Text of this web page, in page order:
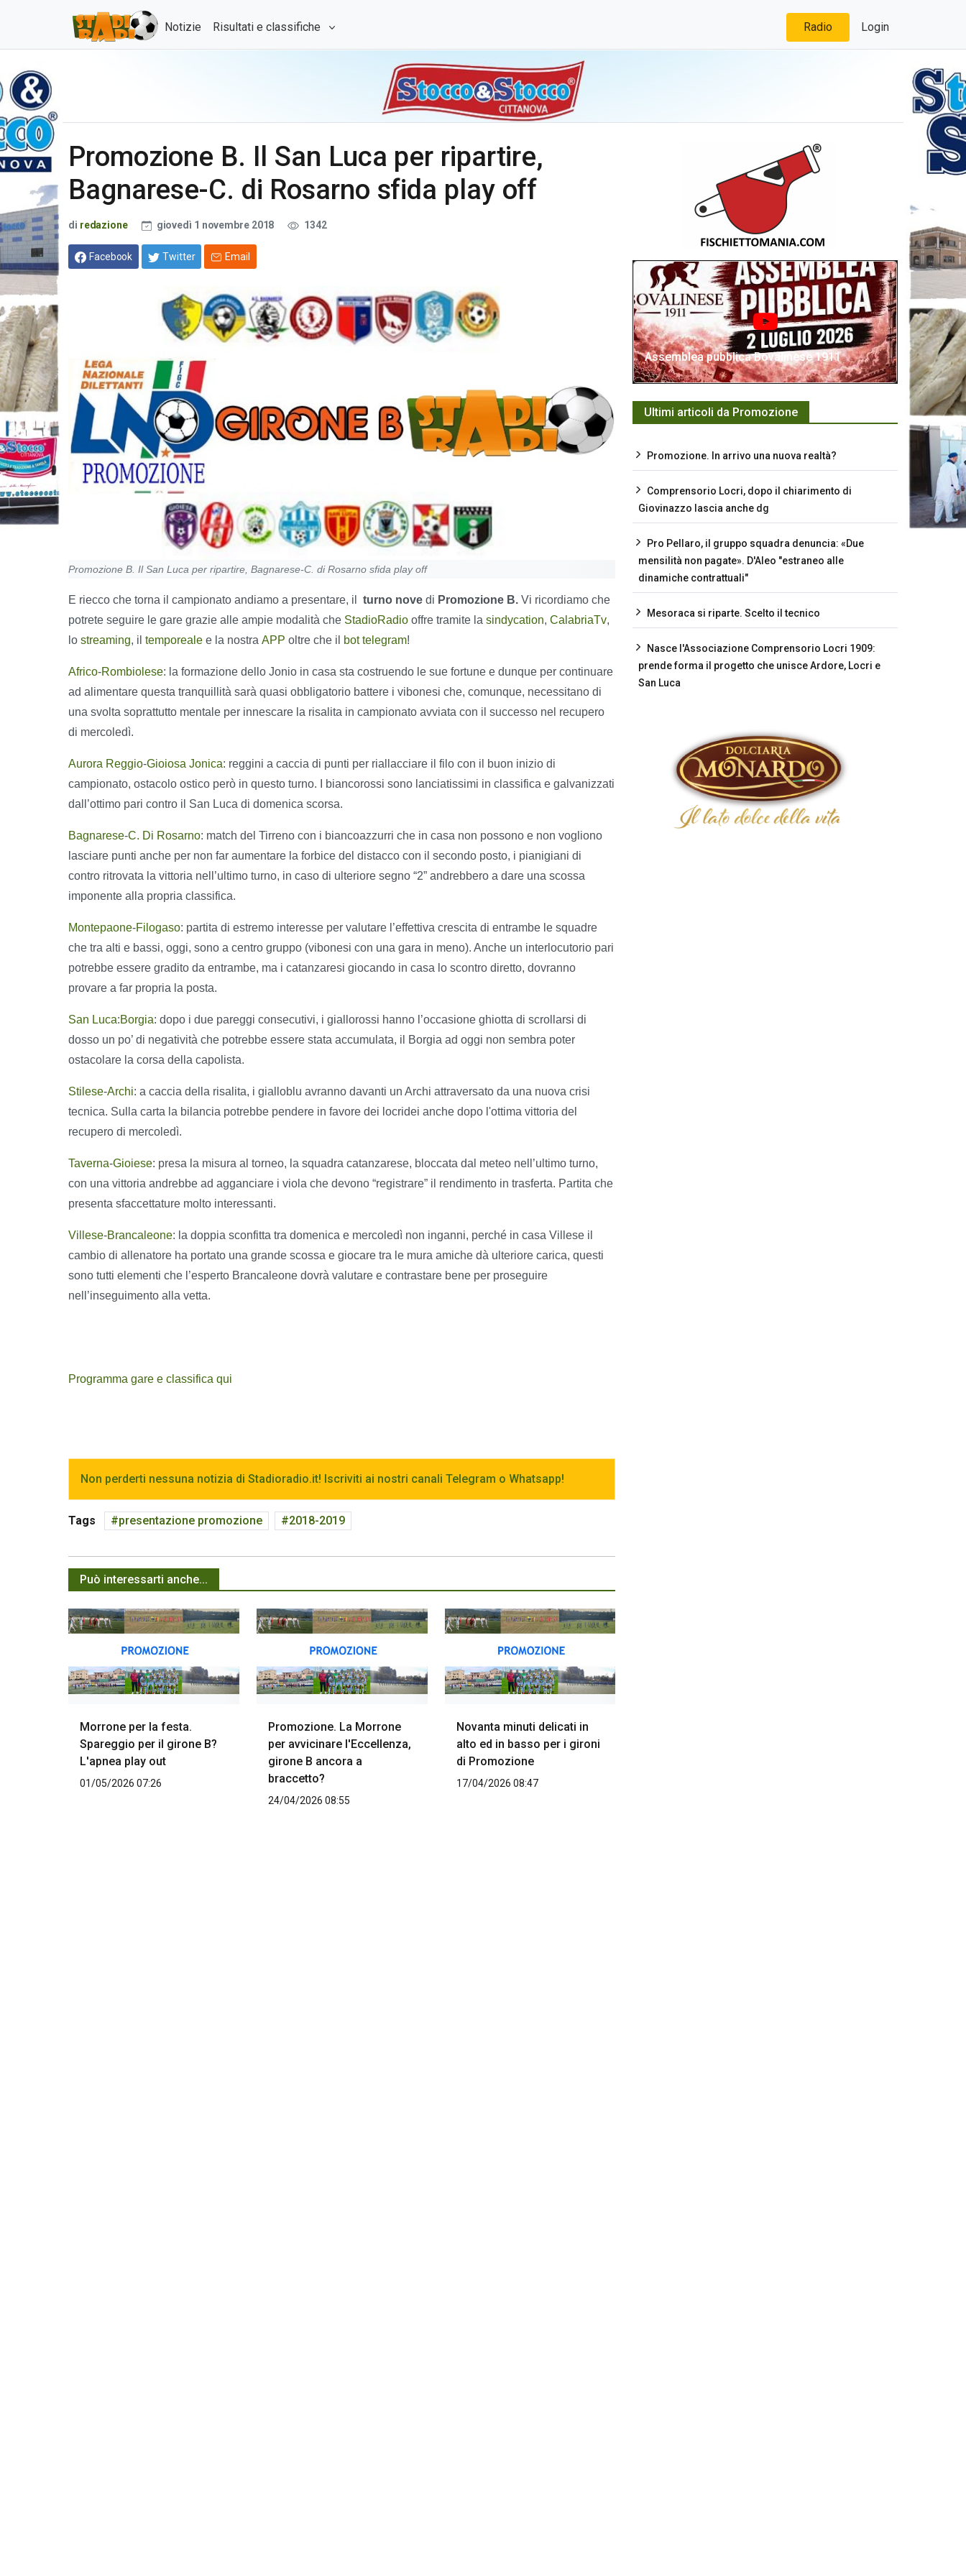
Notizie Risultati e classifiche Radio Login
Promozione B. Il San Luca per ripartire,
Bagnarese-C. di Rosarno sfida play off
di redazione giovedì 1 novembre 2018 1342
Facebook Twitter Email
Promozione B. Il San Luca per ripartire, Bagnarese-C. di Rosarno sfida play off
E riecco che torna il campionato andiamo a presentare, il turno nove di Promozione B. Vi ricordiamo che
potrete seguire le gare grazie alle ampie modalità che StadioRadio offre tramite la sindycation, CalabriaTv,
lo streaming, il temporeale e la nostra APP oltre che il bot telegram!
Africo-Rombiolese: la formazione dello Jonio in casa sta costruendo le sue fortune e dunque per continuare
ad alimentare questa tranquillità sarà quasi obbligatorio battere i vibonesi che, comunque, necessitano di
una svolta soprattutto mentale per innescare la risalita in campionato avviata con il successo nel recupero
di mercoledì.
Aurora Reggio-Gioiosa Jonica: reggini a caccia di punti per riallacciare il filo con il buon inizio di
campionato, ostacolo ostico però in questo turno. I biancorossi sono lanciatissimi in classifica e galvanizzati
dall’ottimo pari contro il San Luca di domenica scorsa.
Bagnarese-C. Di Rosarno: match del Tirreno con i biancoazzurri che in casa non possono e non vogliono
lasciare punti anche per non far aumentare la forbice del distacco con il secondo posto, i pianigiani di
contro ritrovata la vittoria nell’ultimo turno, in caso di ulteriore segno “2” andrebbero a dare una scossa
imponente alla propria classifica.
Montepaone-Filogaso: partita di estremo interesse per valutare l’effettiva crescita di entrambe le squadre
che tra alti e bassi, oggi, sono a centro gruppo (vibonesi con una gara in meno). Anche un interlocutorio pari
potrebbe essere gradito da entrambe, ma i catanzaresi giocando in casa lo scontro diretto, dovranno
provare a far propria la posta.
San Luca:Borgia: dopo i due pareggi consecutivi, i giallorossi hanno l’occasione ghiotta di scrollarsi di
dosso un po’ di negatività che potrebbe essere stata accumulata, il Borgia ad oggi non sembra poter
ostacolare la corsa della capolista.
Stilese-Archi: a caccia della risalita, i gialloblu avranno davanti un Archi attraversato da una nuova crisi
tecnica. Sulla carta la bilancia potrebbe pendere in favore dei locridei anche dopo l'ottima vittoria del
recupero di mercoledì.
Taverna-Gioiese: presa la misura al torneo, la squadra catanzarese, bloccata dal meteo nell’ultimo turno,
con una vittoria andrebbe ad agganciare i viola che devono “registrare” il rendimento in trasferta. Partita che
presenta sfaccettature molto interessanti.
Villese-Brancaleone: la doppia sconfitta tra domenica e mercoledì non inganni, perché in casa Villese il
cambio di allenatore ha portato una grande scossa e giocare tra le mura amiche dà ulteriore carica, questi
sono tutti elementi che l’esperto Brancaleone dovrà valutare e contrastare bene per proseguire
nell’inseguimento alla vetta.
Programma gare e classifica qui
Non perderti nessuna notizia di Stadioradio.it! Iscriviti ai nostri canali Telegram o Whatsapp!
Tags presentazione promozione 2018-2019
Può interessarti anche...
Morrone per la festa.
Spareggio per il girone B?
L'apnea play out
01/05/2026 07:26
Promozione. La Morrone
per avvicinare l'Eccellenza,
girone B ancora a
braccetto?
24/04/2026 08:55
Novanta minuti delicati in
alto ed in basso per i gironi
di Promozione
17/04/2026 08:47
Assemblea pubblica Bovalinese 1911
Ultimi articoli da Promozione
Promozione. In arrivo una nuova realtà?
Comprensorio Locri, dopo il chiarimento di
Giovinazzo lascia anche dg
Pro Pellaro, il gruppo squadra denuncia: «Due
mensilità non pagate». D'Aleo "estraneo alle
dinamiche contrattuali"
Mesoraca si riparte. Scelto il tecnico
Nasce l'Associazione Comprensorio Locri 1909:
prende forma il progetto che unisce Ardore, Locri e
San Luca